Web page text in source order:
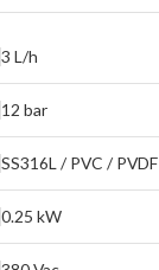
3 L/h
12 bar
SS316L / PVC / PVDF
0.25 kW